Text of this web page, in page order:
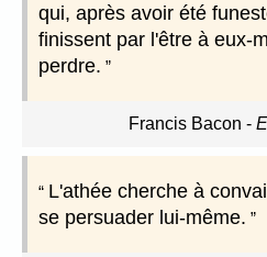
qui, après avoir été
finissent par l'être à eux-
perdre.
Francis Bacon -
L'athée cherche à
se persuader lui-même.